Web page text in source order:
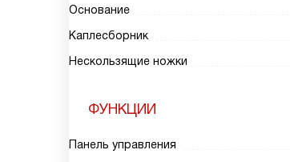
Основание
Каплесборник
Нескользящие ножки
ФУНКЦИИ
Панель управления